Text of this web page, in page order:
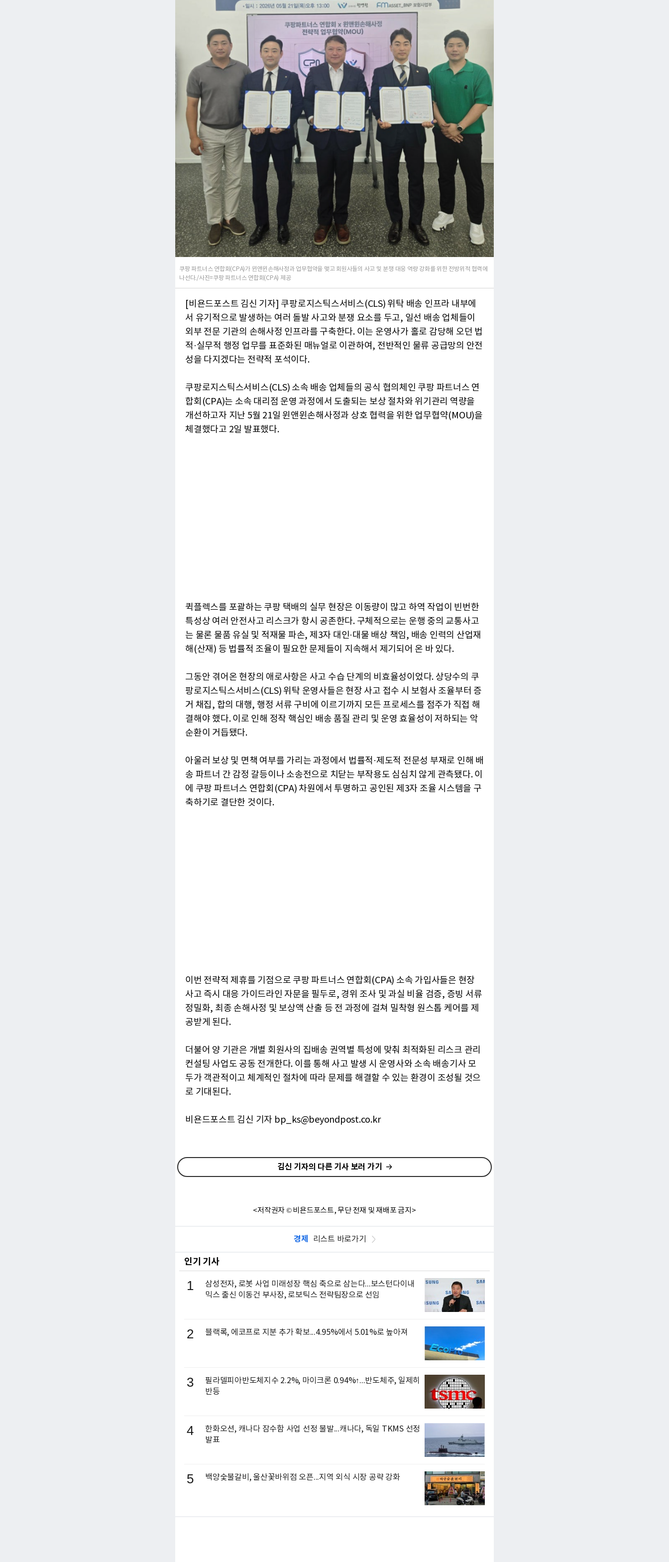
쿠팡 파트너스 연합회(CPA)가 윈앤윈손해사정과 업무협약을 맺고 회원사들의 사고 및 분쟁 대응 역량 강화를 위한 전방위적 협력에
나선다./사진=쿠팡 파트너스 연합회(CPA) 제공
[비욘드포스트 김신 기자] 쿠팡로지스틱스서비스(CLS) 위탁 배송 인프라 내부에
서 유기적으로 발생하는 여러 돌발 사고와 분쟁 요소를 두고, 일선 배송 업체들이
외부 전문 기관의 손해사정 인프라를 구축한다. 이는 운영사가 홀로 감당해 오던 법
적·실무적 행정 업무를 표준화된 매뉴얼로 이관하여, 전반적인 물류 공급망의 안전
성을 다지겠다는 전략적 포석이다.
쿠팡로지스틱스서비스(CLS) 소속 배송 업체들의 공식 협의체인 쿠팡 파트너스 연
합회(CPA)는 소속 대리점 운영 과정에서 도출되는 보상 절차와 위기관리 역량을
개선하고자 지난 5월 21일 윈앤윈손해사정과 상호 협력을 위한 업무협약(MOU)을
체결했다고 2일 발표했다.
퀵플렉스를 포괄하는 쿠팡 택배의 실무 현장은 이동량이 많고 하역 작업이 빈번한
특성상 여러 안전사고 리스크가 항시 공존한다. 구체적으로는 운행 중의 교통사고
는 물론 물품 유실 및 적재물 파손, 제3자 대인·대물 배상 책임, 배송 인력의 산업재
해(산재) 등 법률적 조율이 필요한 문제들이 지속해서 제기되어 온 바 있다.
그동안 겪어온 현장의 애로사항은 사고 수습 단계의 비효율성이었다. 상당수의 쿠
팡로지스틱스서비스(CLS) 위탁 운영사들은 현장 사고 접수 시 보험사 조율부터 증
거 채집, 합의 대행, 행정 서류 구비에 이르기까지 모든 프로세스를 점주가 직접 해
결해야 했다. 이로 인해 정작 핵심인 배송 품질 관리 및 운영 효율성이 저하되는 악
순환이 거듭됐다.
아울러 보상 및 면책 여부를 가리는 과정에서 법률적·제도적 전문성 부재로 인해 배
송 파트너 간 감정 갈등이나 소송전으로 치닫는 부작용도 심심치 않게 관측됐다. 이
에 쿠팡 파트너스 연합회(CPA) 차원에서 투명하고 공인된 제3자 조율 시스템을 구
축하기로 결단한 것이다.
이번 전략적 제휴를 기점으로 쿠팡 파트너스 연합회(CPA) 소속 가입사들은 현장
사고 즉시 대응 가이드라인 자문을 필두로, 경위 조사 및 과실 비율 검증, 증빙 서류
정밀화, 최종 손해사정 및 보상액 산출 등 전 과정에 걸쳐 밀착형 원스톱 케어를 제
공받게 된다.
더불어 양 기관은 개별 회원사의 집배송 권역별 특성에 맞춰 최적화된 리스크 관리
컨설팅 사업도 공동 전개한다. 이를 통해 사고 발생 시 운영사와 소속 배송기사 모
두가 객관적이고 체계적인 절차에 따라 문제를 해결할 수 있는 환경이 조성될 것으
로 기대된다.
비욘드포스트 김신 기자 bp_ks@beyondpost.co.kr
김신 기자의 다른 기사 보러 가기
<저작권자 © 비욘드포스트, 무단 전재 및 재배포 금지>
경제 리스트 바로가기
인기 기사
1
삼성전자, 로봇 사업 미래성장 핵심 축으로 삼는다...보스턴다이내
믹스 출신 이동건 부사장, 로보틱스 전략팀장으로 선임
2 블랙록, 에코프로 지분 추가 확보...4.95%에서 5.01%로 높아져
3
필라델피아반도체지수 2.2%, 마이크론 0.94%↑...반도체주, 일제히
반등
4
한화오션, 캐나다 잠수함 사업 선정 불발...캐나다, 독일 TKMS 선정
발표
5 백양숯불갈비, 울산꽃바위점 오픈...지역 외식 시장 공략 강화